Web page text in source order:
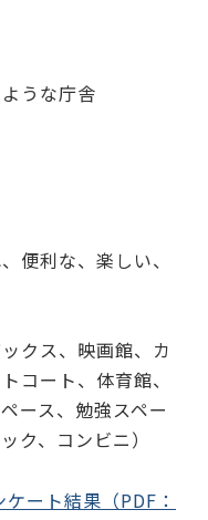
うな庁舎
便利な、楽しい、
クス、映画館、カ
コート、体育館、
ース、勉強スペー
ク、コンビニ）
ート結果（PDF：